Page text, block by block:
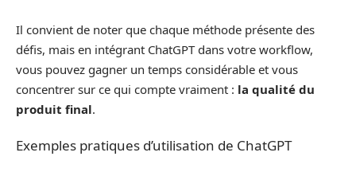
Il convient de noter que chaque méthode présente des
défis, mais en intégrant ChatGPT dans votre workflow,
vous pouvez gagner un temps considérable et vous
concentrer sur ce qui compte vraiment : la qualité du
produit final.
Exemples pratiques d’utilisation de ChatGPT